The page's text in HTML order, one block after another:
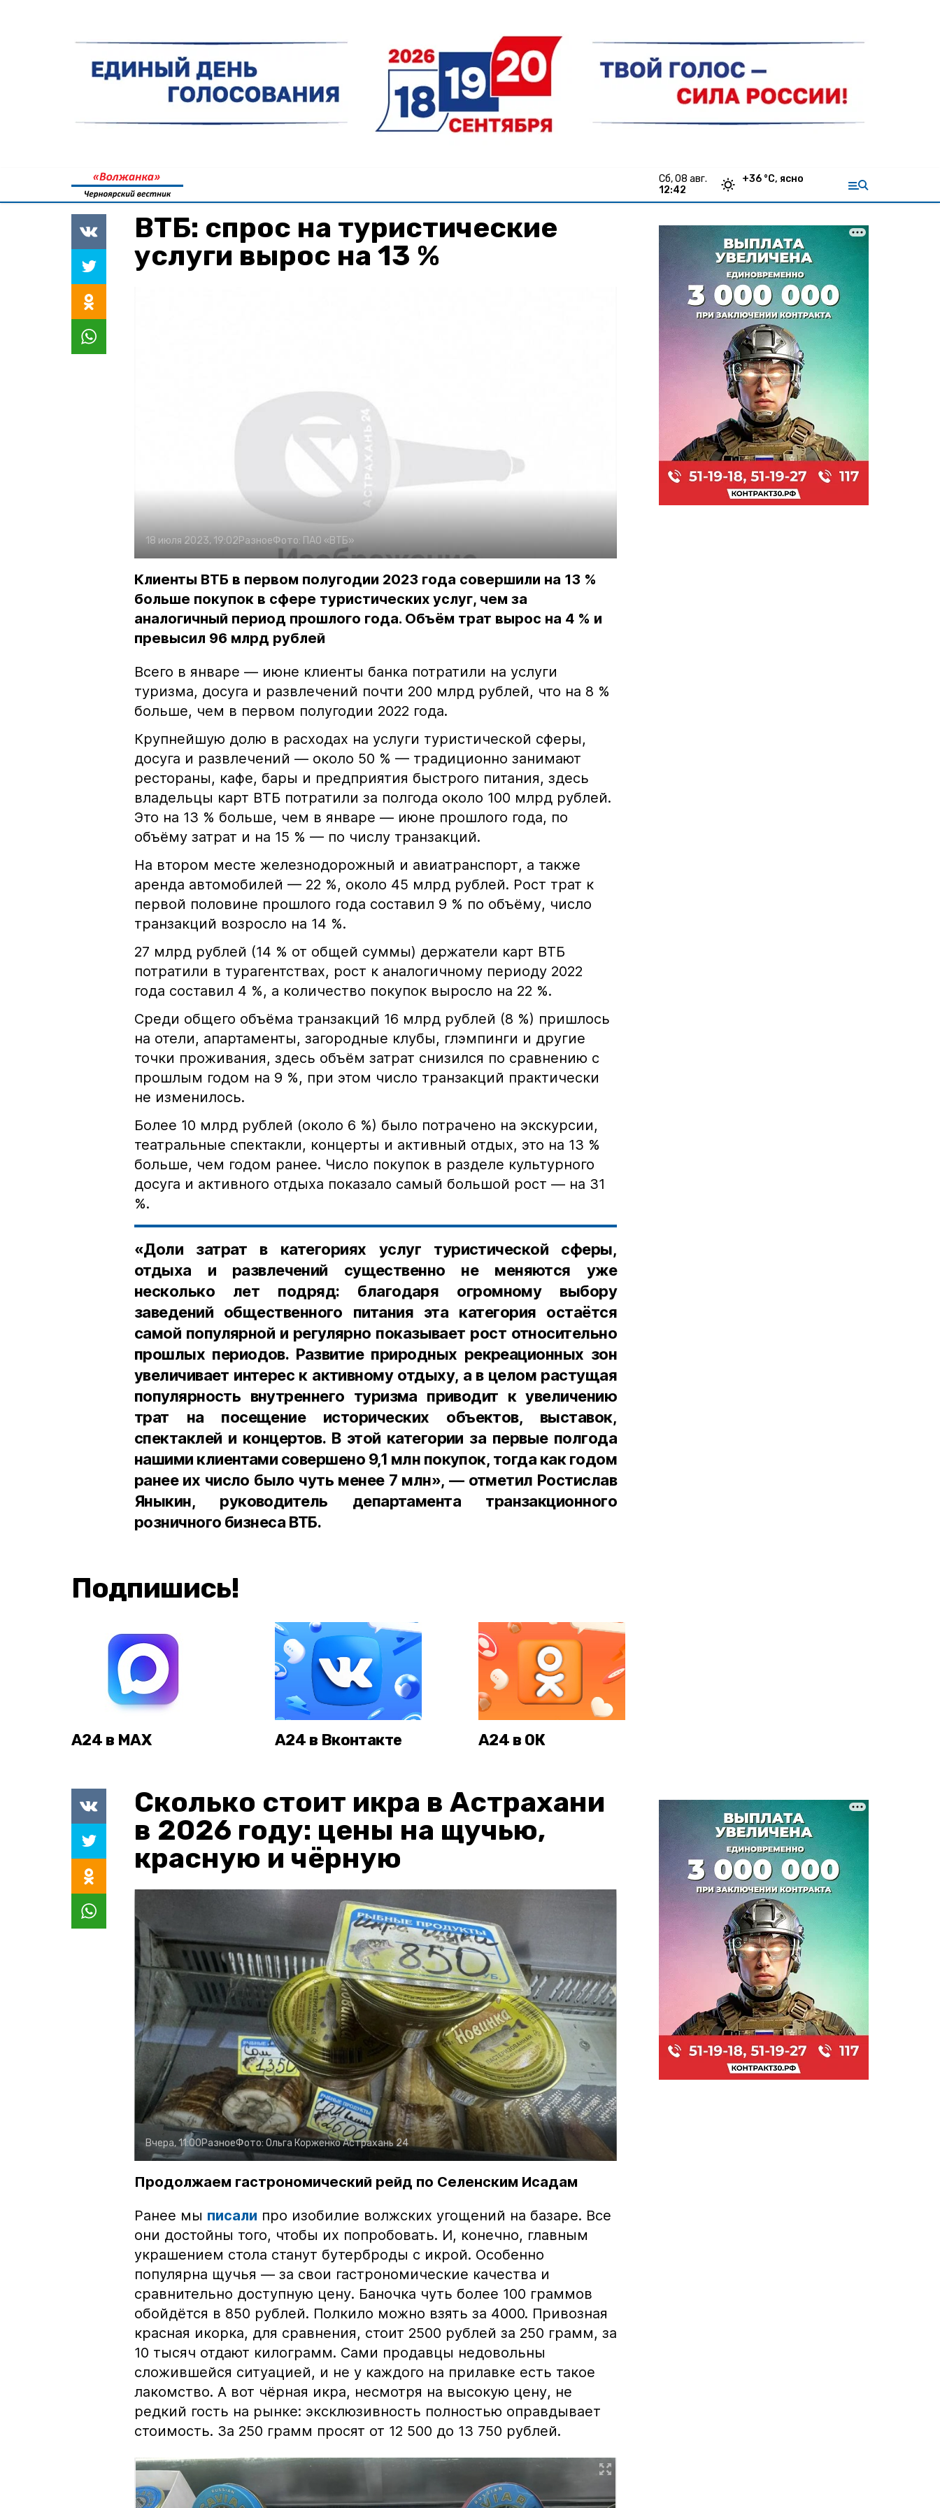
сб, 08 авг.
12:42
+36 °С, ясно
ВТБ: спрос на туристические
услуги вырос на 13 %
18 июля 2023, 19:02РазноеФото: ПАО «ВТБ»
Клиенты ВТБ в первом полугодии 2023 года совершили на 13 %
больше покупок в сфере туристических услуг, чем за
аналогичный период прошлого года. Объём трат вырос на 4 % и
превысил 96 млрд рублей
Всего в январе — июне клиенты банка потратили на услуги
туризма, досуга и развлечений почти 200 млрд рублей, что на 8 %
больше, чем в первом полугодии 2022 года.
Крупнейшую долю в расходах на услуги туристической сферы,
досуга и развлечений — около 50 % — традиционно занимают
рестораны, кафе, бары и предприятия быстрого питания, здесь
владельцы карт ВТБ потратили за полгода около 100 млрд рублей.
Это на 13 % больше, чем в январе — июне прошлого года, по
объёму затрат и на 15 % — по числу транзакций.
На втором месте железнодорожный и авиатранспорт, а также
аренда автомобилей — 22 %, около 45 млрд рублей. Рост трат к
первой половине прошлого года составил 9 % по объёму, число
транзакций возросло на 14 %.
27 млрд рублей (14 % от общей суммы) держатели карт ВТБ
потратили в турагентствах, рост к аналогичному периоду 2022
года составил 4 %, а количество покупок выросло на 22 %.
Среди общего объёма транзакций 16 млрд рублей (8 %) пришлось
на отели, апартаменты, загородные клубы, глэмпинги и другие
точки проживания, здесь объём затрат снизился по сравнению с
прошлым годом на 9 %, при этом число транзакций практически
не изменилось.
Более 10 млрд рублей (около 6 %) было потрачено на экскурсии,
театральные спектакли, концерты и активный отдых, это на 13 %
больше, чем годом ранее. Число покупок в разделе культурного
досуга и активного отдыха показало самый большой рост — на 31
%.
«Доли затрат в категориях услуг туристической сферы,
отдыха и развлечений существенно не меняются уже
несколько лет подряд: благодаря огромному выбору
заведений общественного питания эта категория остаётся
самой популярной и регулярно показывает рост относительно
прошлых периодов. Развитие природных рекреационных зон
увеличивает интерес к активному отдыху, а в целом растущая
популярность внутреннего туризма приводит к увеличению
трат на посещение исторических объектов, выставок,
спектаклей и концертов. В этой категории за первые полгода
нашими клиентами совершено 9,1 млн покупок, тогда как годом
ранее их число было чуть менее 7 млн», — отметил Ростислав
Яныкин, руководитель департамента транзакционного
розничного бизнеса ВТБ.
Подпишись!
А24 в MAX А24 в Вконтакте А24 в ОК
Сколько стоит икра в Астрахани
в 2026 году: цены на щучью,
красную и чёрную
Вчера, 11:00РазноеФото: Ольга КорженкоАстрахань 24
Продолжаем гастрономический рейд по Селенским Исадам
Ранее мы писали про изобилие волжских угощений на базаре. Все
они достойны того, чтобы их попробовать. И, конечно, главным
украшением стола станут бутерброды с икрой. Особенно
популярна щучья — за свои гастрономические качества и
сравнительно доступную цену. Баночка чуть более 100 граммов
обойдётся в 850 рублей. Полкило можно взять за 4000. Привозная
красная икорка, для сравнения, стоит 2500 рублей за 250 грамм, за
10 тысяч отдают килограмм. Сами продавцы недовольны
сложившейся ситуацией, и не у каждого на прилавке есть такое
лакомство. А вот чёрная икра, несмотря на высокую цену, не
редкий гость на рынке: эксклюзивность полностью оправдывает
стоимость. За 250 грамм просят от 12 500 до 13 750 рублей.